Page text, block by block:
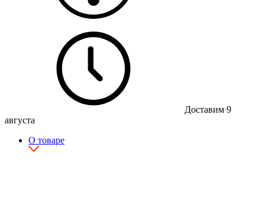
Доставим 9
августа
О товаре